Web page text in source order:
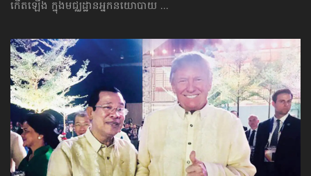
កើតឡើង ក្នុងមជ្ឈដ្ឋានអ្នកនយោបាយ ...